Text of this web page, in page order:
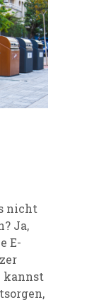
nicht
Ja,
E-
kannst